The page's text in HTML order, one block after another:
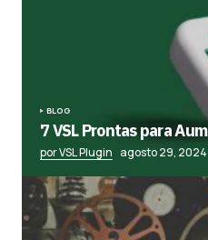
BLOG
7 VSL Prontas para
por VSL Plugin agosto 29, 2024